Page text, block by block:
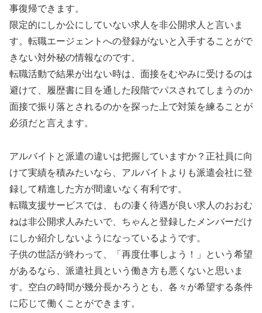
事復帰できます。
限定的にしか公にしていない求人を非公開求人と言いま
す。転職エージェントへの登録がないと入手することがで
きない対外秘の情報なのです。
転職活動で結果が出ない時は、面接をむやみに受けるのは
避けて、履歴書に目を通した段階でパスされてしまうのか
面接で振り落とされるのかを探った上で対策を練ることが
必須だと言えます。
アルバイトと派遣の違いは把握していますか？正社員に向
けて実績を積みたいなら、アルバイトよりも派遣会社に登
録して精進した方が間違いなく有利です。
転職支援サービスでは、もの凄く待遇が良い求人のおおむ
ねは非公開求人みたいで、ちゃんと登録したメンバーだけ
にしか紹介しないようになっているようです。
子供の世話が終わって、「再度仕事しよう！」という希望
があるなら、派遣社員という働き方も悪くないと思いま
す。空白の時間が幾分長かろうとも、各々が希望する条件
に応じて働くことができます。